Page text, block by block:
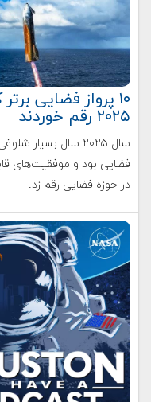
۱۰ پرواز فضایی
۲۰۲۵ رقم خوردند
سال ۲۰۲۵ سال بسیار
فضایی بود و موفقیت‌های
در حوزه فضایی رقم زد.